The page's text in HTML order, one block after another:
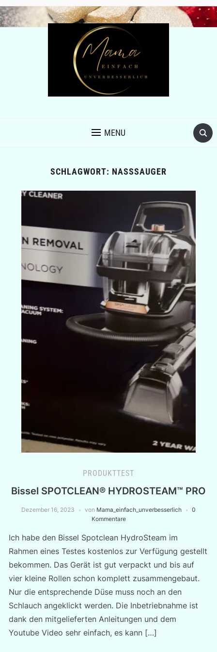
MENU
SCHLAGWORT: NASSSAUGER
PRODUKTTEST
Bissel SPOTCLEAN® HYDROSTEAM™ PRO
Dezember 16, 2023 von Mama_einfach_unverbesserlich
0
Kommentare
Ich habe den Bissel Spotclean HydroSteam im
Rahmen eines Testes kostenlos zur Verfügung gestellt
bekommen. Das Gerät ist gut verpackt und bis auf
vier kleine Rollen schon komplett zusammengebaut.
Nur die entsprechende Düse muss noch an den
Schlauch angeklickt werden. Die Inbetriebnahme ist
dank den mitgelieferten Anleitungen und dem
Youtube Video sehr einfach, es kann […]